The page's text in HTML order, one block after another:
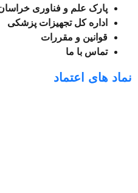
پارک علم و فناوری خراسان
اداره کل تجهیزات پزشکی
قوانین و مقررات
تماس با ما
نماد های اعتماد